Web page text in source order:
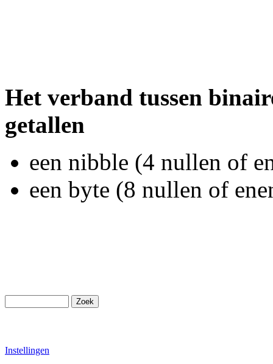
Het verband tussen
getallen
een nibble (4 nullen of
een byte (8 nullen of
Instellingen